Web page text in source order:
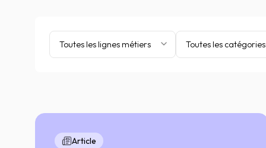
Toutes les lignes métiers Toutes les catégories
Article